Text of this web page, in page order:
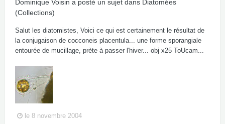
Dominique Voisin a posté un sujet dans Diatomées
(Collections)
Salut les diatomistes, Voici ce qui est certainement le résultat de
la conjugaison de cocconeis placentula... une forme sporangiale
entourée de mucillage, prète à passer l'hiver... obj x25 ToUcam...
le 8 novembre 2004